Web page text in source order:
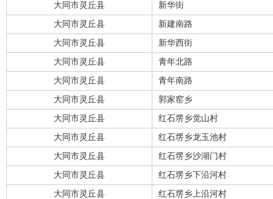
大同市灵丘县 新华街
大同市灵丘县 新建南路
大同市灵丘县 新华西街
大同市灵丘县 青年北路
大同市灵丘县 青年南路
大同市灵丘县 郭家窑乡
大同市灵丘县 红石塄乡觉山村
大同市灵丘县 红石塄乡龙玉池村
大同市灵丘县 红石塄乡沙湖门村
大同市灵丘县 红石塄乡下沿河村
大同市灵丘县 红石塄乡上沿河村